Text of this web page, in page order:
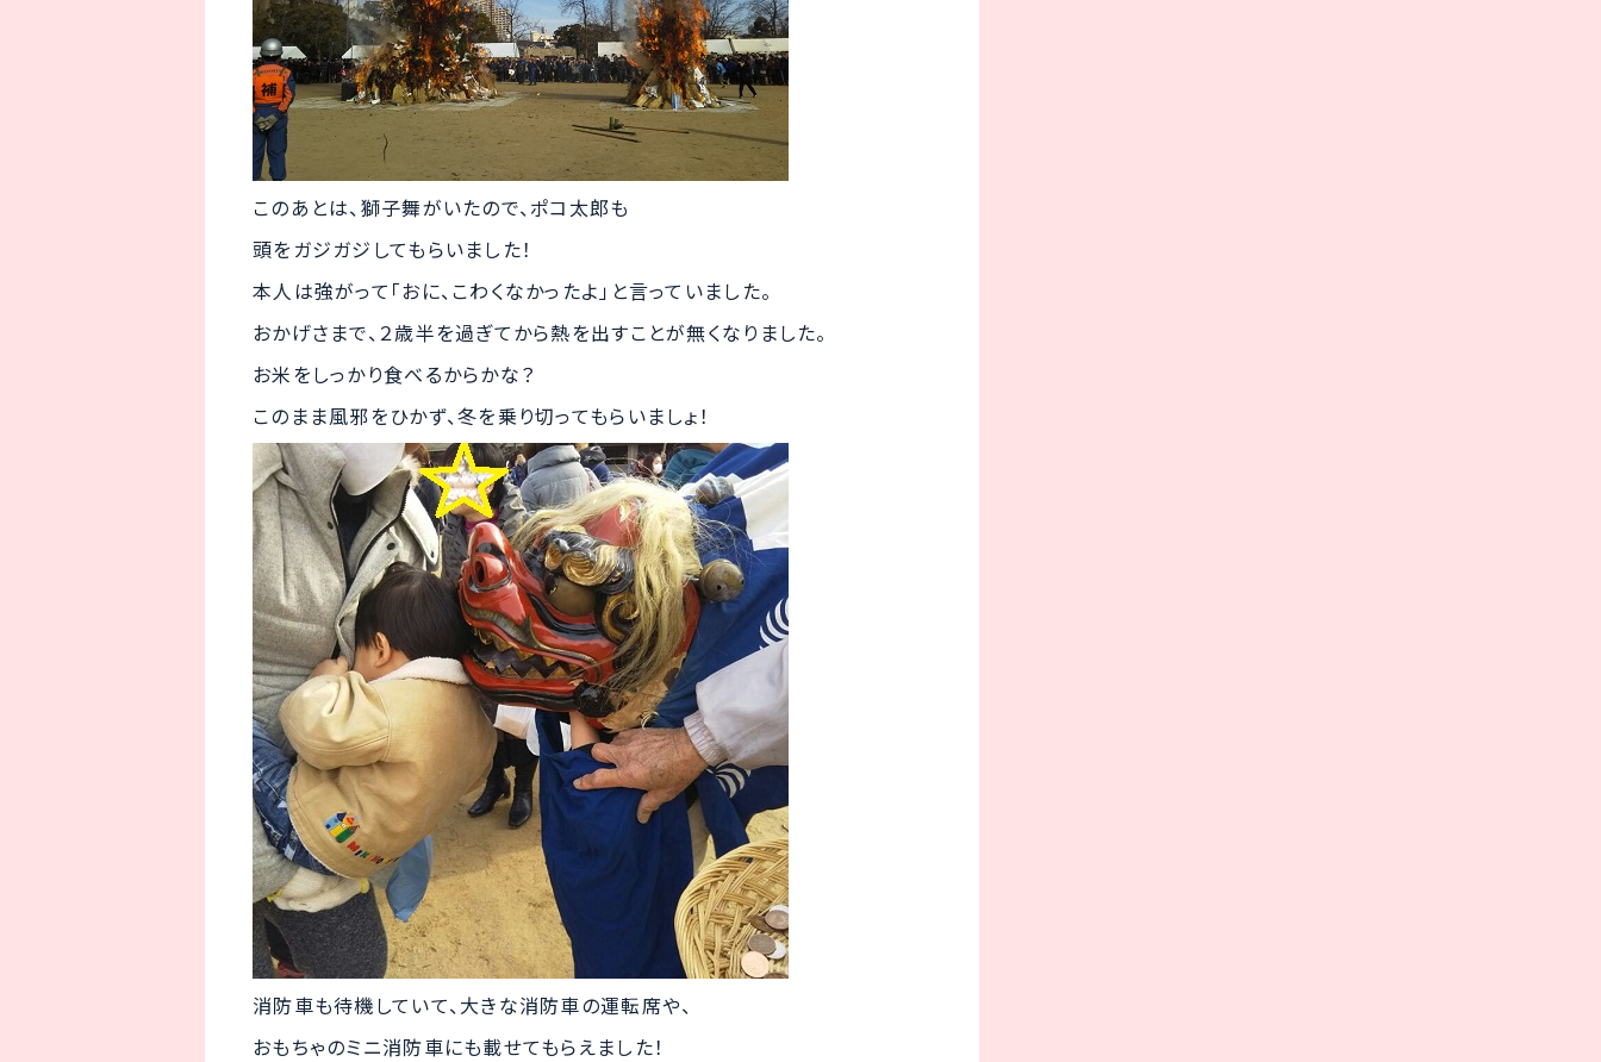
このあとは、獅子舞がいたので、ポコ太郎も
頭をガジガジしてもらいました！
本人は強がって「おに、こわくなかったよ」と言っていました。
おかげさまで、２歳半を過ぎてから熱を出すことが無くなりました。
お米をしっかり食べるからかな？
このまま風邪をひかず、冬を乗り切ってもらいましょ！
消防車も待機していて、大きな消防車の運転席や、
おもちゃのミニ消防車にも載せてもらえました！